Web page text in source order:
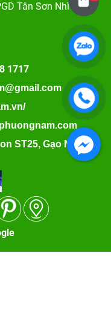
Tân Sơn Nhì
1717
ST25, Gạo Nếp